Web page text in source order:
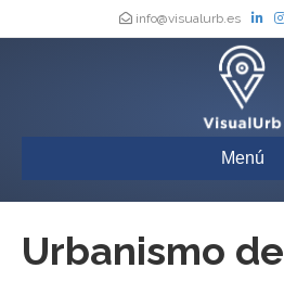
info@visualurb.es
Menú
Urbanismo de